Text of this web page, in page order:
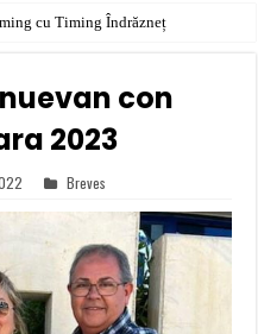
cu Timing Îndrăzneț
con
2023
Breves